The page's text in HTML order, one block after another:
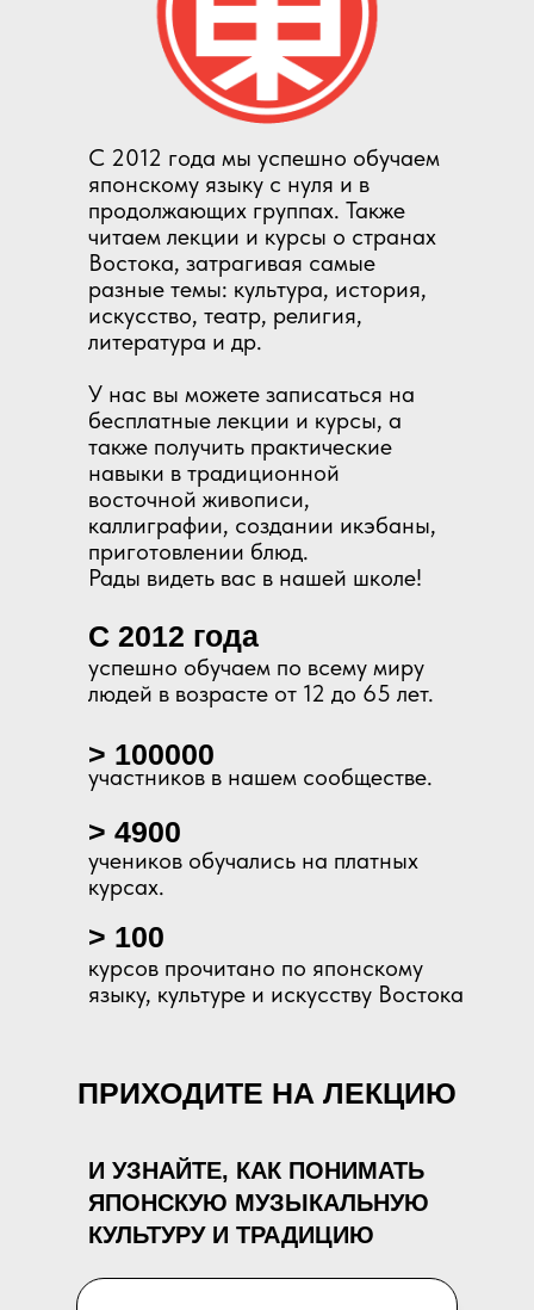
С 2012 года мы успешно обучаем
японскому языку с нуля и в
продолжающих группах. Также
читаем лекции и курсы о странах
Востока, затрагивая самые
разные темы: культура, история,
искусство, театр, религия,
литература и др.
У нас вы можете записаться на
бесплатные лекции и курсы, а
также получить практические
навыки в традиционной
восточной живописи,
каллиграфии, создании икэбаны,
приготовлении блюд.
Рады видеть вас в нашей школе!
С 2012 года
успешно обучаем по всему миру
людей в возрасте от 12 до 65 лет.
> 100000
> 100
> 4900
участников в нашем сообществе.
учеников обучались на платных
курсах.
курсов прочитано по японскому
языку, культуре и искусству Востока
ПРИХОДИТЕ НА ЛЕКЦИЮ
И УЗНАЙТЕ, КАК ПОНИМАТЬ
ЯПОНСКУЮ МУЗЫКАЛЬНУЮ
КУЛЬТУРУ И ТРАДИЦИЮ